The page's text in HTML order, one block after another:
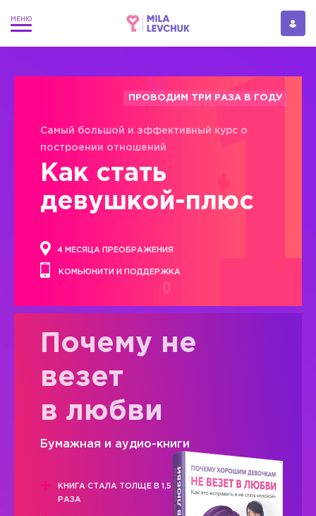
ПРОВОДИМ ТРИ РАЗА В ГОДУ
Самый большой и эффективный курс о
построении отношений
Как стать
девушкой-плюс
4 МЕСЯЦА ПРЕОБРАЖЕНИЯ
КОМЬЮНИТИ И ПОДДЕРЖКА
Почему не
везет
в любви
Бумажная и аудио-книги
КНИГА СТАЛА ТОЛЩЕ В 1,5
РАЗА